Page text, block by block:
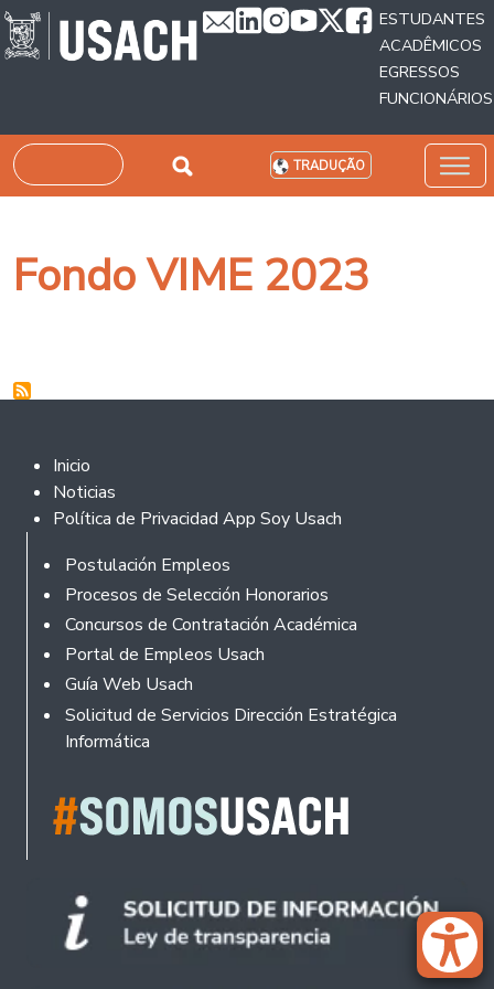
Passar para o conteúdo principal
ESTUDANTES
ACADÊMICOS
EGRESSOS
FUNCIONÁRIOS
Pesquisar TRADUÇÃO
Fondo VIME 2023
Footer 2
Inicio
Noticias
Política de Privacidad App Soy Usach
Rodapé
Postulación Empleos
Procesos de Selección Honorarios
Concursos de Contratación Académica
Portal de Empleos Usach
Guía Web Usach
Solicitud de Servicios Dirección Estratégica
Informática